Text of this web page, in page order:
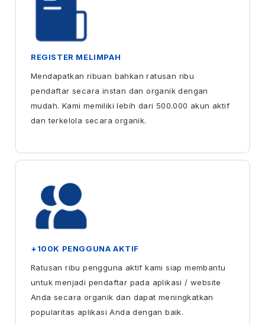
REGISTER MELIMPAH
Mendapatkan ribuan bahkan ratusan ribu
pendaftar secara instan dan organik dengan
mudah. Kami memiliki lebih dari 500.000 akun aktif
dan terkelola secara organik.
+100K PENGGUNA AKTIF
Ratusan ribu pengguna aktif kami siap membantu
untuk menjadi pendaftar pada aplikasi / website
Anda secara organik dan dapat meningkatkan
popularitas aplikasi Anda dengan baik.